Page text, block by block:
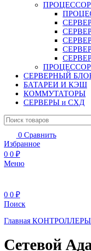
СЕРВЕРНЫЙ
БАТАРЕИ И КЭШ
КОММУТАТОРЫ
СЕРВЕРЫ и СХД
0 Сравнить
Избранное
0 0 ₽
Меню
0 0 ₽
Поиск
Главная КОНТРОЛЛЕРЫ
Сетевой